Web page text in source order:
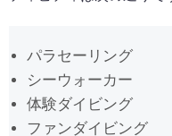
パラセーリング
シーウォーカー
体験ダイビング
ファンダイビング